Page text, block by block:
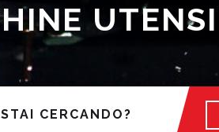
CERCANDO?